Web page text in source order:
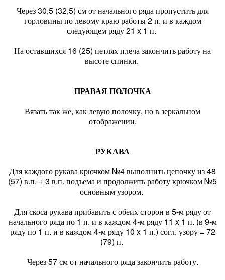
Через 30,5 (32,5) см от начального ряда пропустить для
горловины по левому краю работы 2 п. и в каждом
следующем ряду 21 x 1 п.
На оставшихся 16 (25) петлях плеча закончить работу на
высоте спинки.
ПРАВАЯ ПОЛОЧКА
Вязать так же, как левую полочку, но в зеркальном
отображении.
РУКАВА
Для каждого рукава крючком №4 выполнить цепочку из 48
(57) в.п. + 3 в.п. подъема и продолжить работу крючком №5
основным узором.
Для скоса рукава прибавить с обеих сторон в 5-м ряду от
начального ряда по 1 п. и в каждом 4-м ряду 11 x 1 п. (в 9-м
ряду по 1 п. и в каждом 4-м ряду 10 x 1 п.) согл. узору = 72
(79) п.
Через 57 см от начального ряда закончить работу.